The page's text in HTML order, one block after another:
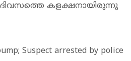
ദിവസത്തെ കളക്ഷനായിരുന്നു
Suspect arrested by police